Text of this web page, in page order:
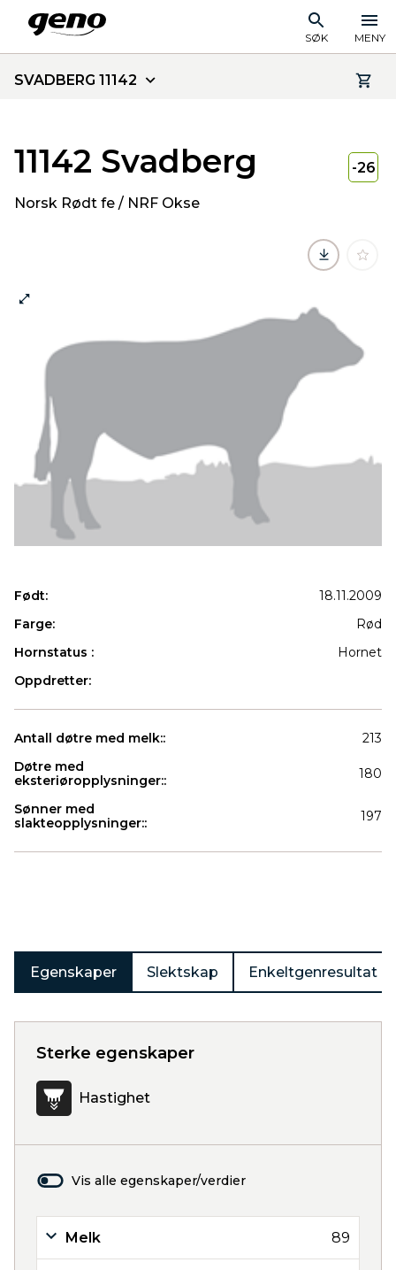
SØK MENY
SVADBERG 11142
11142 Svadberg
Norsk Rødt fe / NRF Okse
-26
Født:
18.11.2009
Farge:
Rød
Hornstatus :
Hornet
Oppdretter:
Antall døtre med melk::
213
Døtre med
eksteriøropplysninger::
180
Sønner med
slakteopplysninger::
197
Egenskaper Slektskap Enkeltgenresultat
Sterke egenskaper
Hastighet
Vis alle egenskaper/verdier
Melk 89